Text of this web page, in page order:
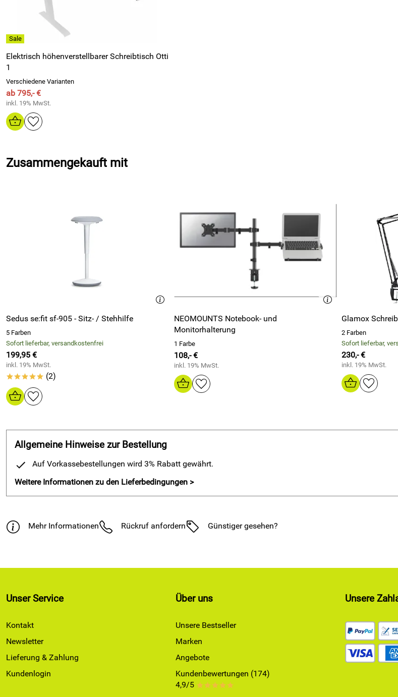
Elektrisch höhenverstellbarer Schreibtisch Otti
1
Verschiedene Varianten
ab 795,- €
inkl. 19% MwSt.
Zusammengekauft mit
Sedus se:fit sf-905 - Sitz- / Stehhilfe
5 Farben
Sofort lieferbar, versandkostenfrei
199,95 €
inkl. 19% MwSt.
***** (2)
NEOMOUNTS Notebook- und
Monitorhalterung
1 Farbe
108,- €
inkl. 19% MwSt.
Glamox
2 Farben
Sofort lieferbar,
230,- €
inkl. 19% MwSt.
Allgemeine Hinweise zur Bestellung
Auf Vorkassebestellungen wird 3% Rabatt gewährt.
Weitere Informationen zu den Lieferbedingungen >
Mehr Informationen Rückruf anfordern Günstiger gesehen?
Unser Service
Kontakt
Newsletter
Lieferung & Zahlung
Kundenlogin
Über uns
Unsere Bestseller
Marken
Angebote
Kundenbewertungen (174)
4,9/5 *****
Unsere